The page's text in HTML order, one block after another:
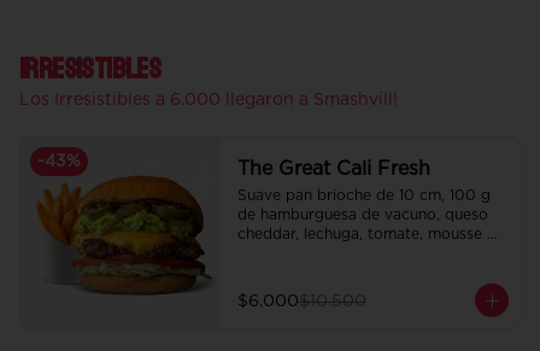
Irresistibles
Los Irresistibles a 6.000 llegaron a Smashvill!
-43% The Great Cali Fresh
Suave pan brioche de 10 cm, 100 g
de hamburguesa de vacuno, queso
cheddar, lechuga, tomate, mousse de
$6.000$10.500